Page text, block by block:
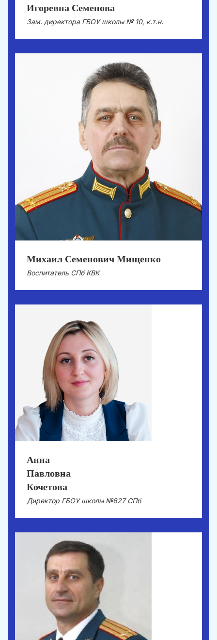
Игоревна Семенова
Зам. директора ГБОУ школы № 10, к.т.н.
Михаил Семенович Мищенко
Воспитатель СПб КВК
Анна
Павловна
Кочетова
Директор ГБОУ школы №627 СПб